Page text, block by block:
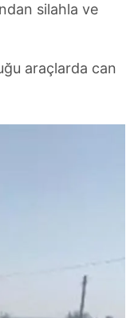
silahla ve
araçlarda can